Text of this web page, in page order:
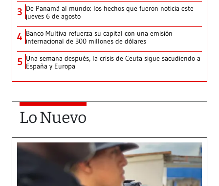
3 De Panamá al mundo: los hechos que fueron noticia este
jueves 6 de agosto
4 Banco Multiva refuerza su capital con una emisión
internacional de 300 millones de dólares
5 Una semana después, la crisis de Ceuta sigue sacudiendo a
España y Europa
Lo Nuevo